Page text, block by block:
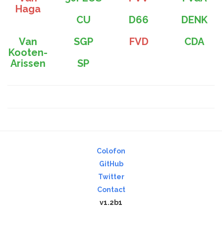
Haga
CU
D66
DENK
Van
Kooten-
Arissen
SGP FVD
CDA
SP
Colofon
GitHub
Twitter
Contact
v1.2b1